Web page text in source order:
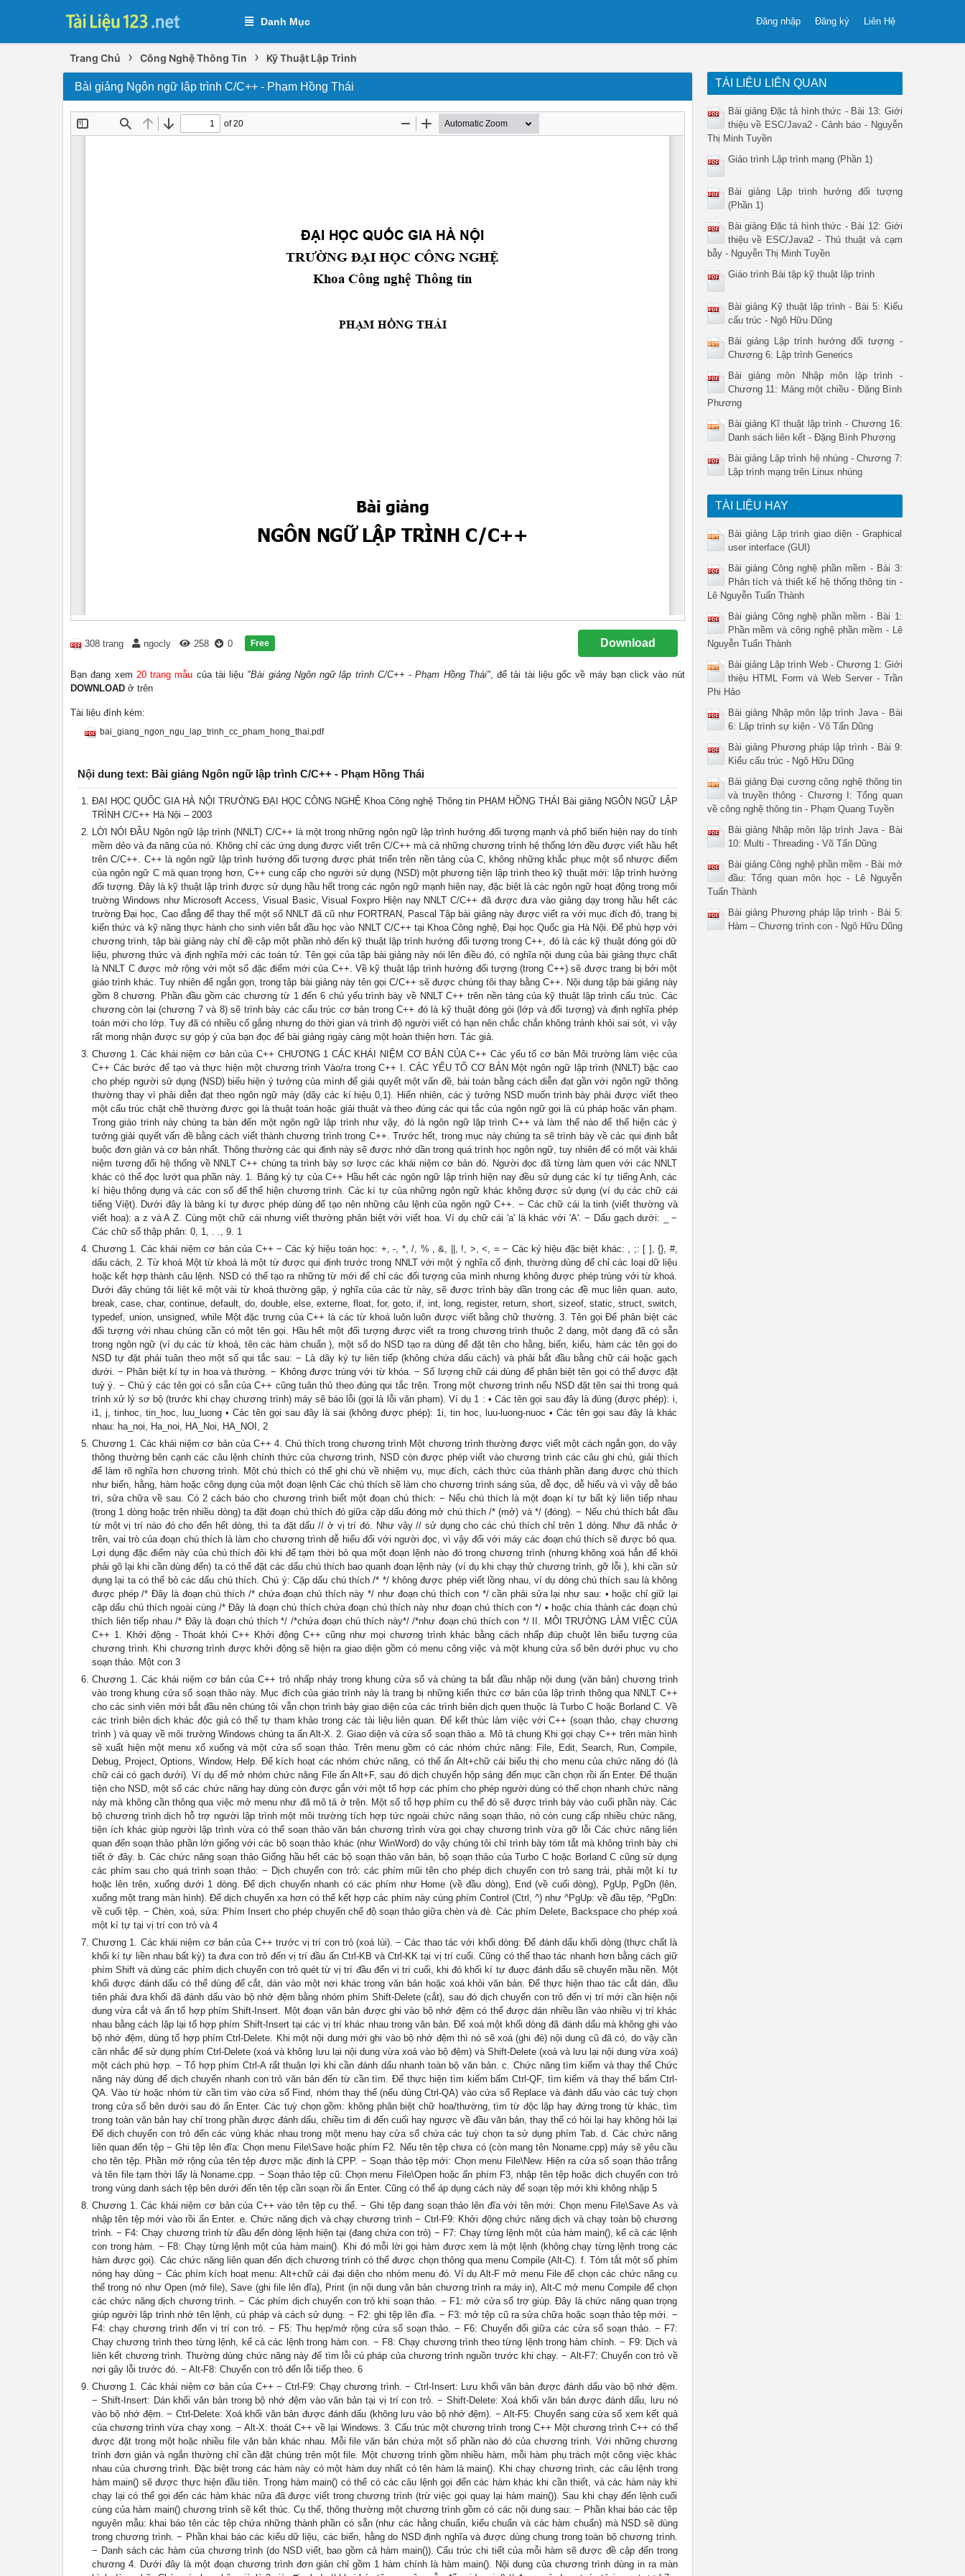
Danh Mục Liên Hệ
Đăng ký
Đăng nhập
Trang Chủ › Công Nghệ Thông Tin › Kỹ Thuật Lập Trình
Bài giảng Ngôn ngữ lập trình C/C++ - Phạm Hồng Thái
308 trang ngocly 258 0 Free Download
Bạn đang xem 20 trang mẫu của tài liệu "Bài giảng Ngôn ngữ lập trình C/C++ - Phạm Hồng Thái", để tải tài liệu gốc về máy bạn click vào nút
DOWNLOAD ở trên
Tài liệu đính kèm:
bai_giang_ngon_ngu_lap_trinh_cc_pham_hong_thai.pdf
Nội dung text: Bài giảng Ngôn ngữ lập trình C/C++ - Phạm Hồng Thái
ĐẠI HỌC QUỐC GIA HÀ NỘI TRƯỜNG ĐẠI HỌC CÔNG NGHỆ Khoa Công nghệ Thông tin PHẠM HỒNG THÁI Bài giảng NGÔN NGỮ LẬP
TRÌNH C/C++ Hà Nội – 2003
LỜI NÓI ĐẦU Ngôn ngữ lập trình (NNLT) C/C++ là một trong những ngôn ngữ lập trình hướng đối tượng mạnh và phổ biến hiện nay do tính
mềm dẻo và đa năng của nó. Không chỉ các ứng dụng được viết trên C/C++ mà cả những chương trình hệ thống lớn đều được viết hầu hết
trên C/C++. C++ là ngôn ngữ lập trình hướng đối tượng được phát triển trên nền tảng của C, không những khắc phục một số nhược điểm
của ngôn ngữ C mà quan trọng hơn, C++ cung cấp cho người sử dụng (NSD) một phương tiện lập trình theo kỹ thuật mới: lập trình hướng
đối tượng. Đây là kỹ thuật lập trình được sử dụng hầu hết trong các ngôn ngữ mạnh hiện nay, đặc biệt là các ngôn ngữ hoạt động trong môi
truờng Windows như Microsoft Access, Visual Basic, Visual Foxpro Hiện nay NNLT C/C++ đã được đưa vào giảng dạy trong hầu hết các
trường Đại học, Cao đẳng để thay thế một số NNLT đã cũ như FORTRAN, Pascal Tập bài giảng này được viết ra với mục đích đó, trang bị
kiến thức và kỹ năng thực hành cho sinh viên bắt đầu học vào NNLT C/C++ tại Khoa Công nghệ, Đại học Quốc gia Hà Nội. Để phù hợp với
chương trình, tập bài giảng này chỉ đề cập một phần nhỏ đến kỹ thuật lập trình hướng đối tượng trong C++, đó là các kỹ thuật đóng gói dữ
liệu, phương thức và định nghĩa mới các toán tử. Tên gọi của tập bài giảng này nói lên điều đó, có nghĩa nội dung của bài giảng thực chất
là NNLT C được mở rộng với một số đặc điểm mới của C++. Về kỹ thuật lập trình hướng đối tượng (trong C++) sẽ được trang bị bởi một
giáo trình khác. Tuy nhiên để ngắn gọn, trong tập bài giảng này tên gọi C/C++ sẽ được chúng tôi thay bằng C++. Nội dung tập bài giảng này
gồm 8 chương. Phần đầu gồm các chương từ 1 đến 6 chủ yếu trình bày về NNLT C++ trên nền tảng của kỹ thuật lập trình cấu trúc. Các
chương còn lại (chương 7 và 8) sẽ trình bày các cấu trúc cơ bản trong C++ đó là kỹ thuật đóng gói (lớp và đối tượng) và định nghĩa phép
toán mới cho lớp. Tuy đã có nhiều cố gắng nhưng do thời gian và trình độ người viết có hạn nên chắc chắn không tránh khỏi sai sót, vì vậy
rất mong nhận được sự góp ý của bạn đọc để bài giảng ngày càng một hoàn thiện hơn. Tác giả.
Chương 1. Các khái niệm cơ bản của C++ CHƯƠNG 1 CÁC KHÁI NIỆM CƠ BẢN CỦA C++ Các yếu tố cơ bản Môi trường làm việc của
C++ Các bước để tạo và thực hiện một chương trình Vào/ra trong C++ I. CÁC YẾU TỐ CƠ BẢN Một ngôn ngữ lập trình (NNLT) bậc cao
cho phép người sử dụng (NSD) biểu hiện ý tưởng của mình để giải quyết một vấn đề, bài toán bằng cách diễn đạt gần với ngôn ngữ thông
thường thay vì phải diễn đạt theo ngôn ngữ máy (dãy các kí hiệu 0,1). Hiển nhiên, các ý tưởng NSD muốn trình bày phải được viết theo
một cấu trúc chặt chẽ thường được gọi là thuật toán hoặc giải thuật và theo đúng các qui tắc của ngôn ngữ gọi là cú pháp hoặc văn phạm.
Trong giáo trình này chúng ta bàn đến một ngôn ngữ lập trình như vậy, đó là ngôn ngữ lập trình C++ và làm thế nào để thể hiện các ý
tưởng giải quyết vấn đề bằng cách viết thành chương trình trong C++. Trước hết, trong mục này chúng ta sẽ trình bày về các qui định bắt
buộc đơn giản và cơ bản nhất. Thông thường các qui định này sẽ được nhớ dần trong quá trình học ngôn ngữ, tuy nhiên để có một vài khái
niệm tương đối hệ thống về NNLT C++ chúng ta trình bày sơ lược các khái niệm cơ bản đó. Người đọc đã từng làm quen với các NNLT
khác có thể đọc lướt qua phần này. 1. Bảng ký tự của C++ Hầu hết các ngôn ngữ lập trình hiện nay đều sử dụng các kí tự tiếng Anh, các
kí hiệu thông dụng và các con số để thể hiện chương trình. Các kí tự của những ngôn ngữ khác không được sử dụng (ví dụ các chữ cái
tiếng Việt). Dưới đây là bảng kí tự được phép dùng để tạo nên những câu lệnh của ngôn ngữ C++. − Các chữ cái la tinh (viết thường và
viết hoa): a z và A Z. Cùng một chữ cái nhưng viết thường phân biệt với viết hoa. Ví dụ chữ cái 'a' là khác với 'A'. − Dấu gạch dưới: _ −
Các chữ số thập phân: 0, 1, . ., 9. 1
Chương 1. Các khái niệm cơ bản của C++ − Các ký hiệu toán học: +, -, *, /, % , &, ||, !, >, <, = − Các ký hiệu đặc biệt khác: , ;: [ ], {}, #,
dấu cách, 2. Từ khoá Một từ khoá là một từ được qui định trước trong NNLT với một ý nghĩa cố định, thường dùng để chỉ các loại dữ liệu
hoặc kết hợp thành câu lệnh. NSD có thể tạo ra những từ mới để chỉ các đối tượng của mình nhưng không được phép trùng với từ khoá.
Dưới đây chúng tôi liệt kê một vài từ khoá thường gặp, ý nghĩa của các từ này, sẽ được trình bày dần trong các đề mục liên quan. auto,
break, case, char, continue, default, do, double, else, externe, float, for, goto, if, int, long, register, return, short, sizeof, static, struct, switch,
typedef, union, unsigned, while Một đặc trưng của C++ là các từ khoá luôn luôn được viết bằng chữ thường. 3. Tên gọi Để phân biệt các
đối tượng với nhau chúng cần có một tên gọi. Hầu hết một đối tượng được viết ra trong chương trình thuộc 2 dạng, một dạng đã có sẵn
trong ngôn ngữ (ví dụ các từ khoá, tên các hàm chuẩn ), một số do NSD tạo ra dùng để đặt tên cho hằng, biến, kiểu, hàm các tên gọi do
NSD tự đặt phải tuân theo một số qui tắc sau: − Là dãy ký tự liên tiếp (không chứa dấu cách) và phải bắt đầu bằng chữ cái hoặc gạch
dưới. − Phân biệt kí tự in hoa và thường. − Không được trùng với từ khóa. − Số lượng chữ cái dùng để phân biệt tên gọi có thể được đặt
tuỳ ý. − Chú ý các tên gọi có sẵn của C++ cũng tuân thủ theo đúng qui tắc trên. Trong một chương trình nếu NSD đặt tên sai thì trong quá
trình xử lý sơ bộ (trước khi chạy chương trình) máy sẽ báo lỗi (gọi là lỗi văn phạm). Ví dụ 1 : • Các tên gọi sau đây là đúng (được phép): i,
i1, j, tinhoc, tin_hoc, luu_luong • Các tên gọi sau đây là sai (không được phép): 1i, tin hoc, luu-luong-nuoc • Các tên gọi sau đây là khác
nhau: ha_noi, Ha_noi, HA_Noi, HA_NOI, 2
Chương 1. Các khái niệm cơ bản của C++ 4. Chú thích trong chương trình Một chương trình thường được viết một cách ngắn gọn, do vậy
thông thường bên cạnh các câu lệnh chính thức của chương trình, NSD còn được phép viết vào chương trình các câu ghi chú, giải thích
để làm rõ nghĩa hơn chương trình. Một chú thích có thể ghi chú về nhiệm vụ, mục đích, cách thức của thành phần đang được chú thích
như biến, hằng, hàm hoặc công dụng của một đoạn lệnh Các chú thích sẽ làm cho chương trình sáng sủa, dễ đọc, dễ hiểu và vì vậy dễ bảo
trì, sửa chữa về sau. Có 2 cách báo cho chương trình biết một đoạn chú thích: − Nếu chú thích là một đoạn kí tự bất kỳ liên tiếp nhau
(trong 1 dòng hoặc trên nhiều dòng) ta đặt đoạn chú thích đó giữa cặp dấu đóng mở chú thích /* (mở) và */ (đóng). − Nếu chú thích bắt đầu
từ một vị trí nào đó cho đến hết dòng, thì ta đặt dấu // ở vị trí đó. Như vậy // sử dụng cho các chú thích chỉ trên 1 dòng. Như đã nhắc ở
trên, vai trò của đoạn chú thích là làm cho chương trình dễ hiểu đối với người đọc, vì vậy đối với máy các đoạn chú thích sẽ được bỏ qua.
Lợi dụng đặc điểm này của chú thích đôi khi để tạm thời bỏ qua một đoạn lệnh nào đó trong chương trình (nhưng không xoá hẳn để khỏi
phải gõ lại khi cần dùng đến) ta có thể đặt các dấu chú thích bao quanh đoạn lệnh này (ví dụ khi chạy thử chương trình, gỡ lỗi ), khi cần sử
dụng lại ta có thể bỏ các dấu chú thích. Chú ý: Cặp dấu chú thích /* */ không được phép viết lồng nhau, ví dụ dòng chú thích sau là không
được phép /* Đây là đoạn chú thích /* chứa đoạn chú thích này */ như đoạn chú thích con */ cần phải sửa lại như sau: • hoặc chỉ giữ lại
cặp dấu chú thích ngoài cùng /* Đây là đoạn chú thích chứa đoạn chú thích này như đoạn chú thích con */ • hoặc chia thành các đoạn chú
thích liên tiếp nhau /* Đây là đoạn chú thích */ /*chứa đoạn chú thích này*/ /*như đoạn chú thích con */ II. MÔI TRƯỜNG LÀM VIỆC CỦA
C++ 1. Khởi động - Thoát khỏi C++ Khởi động C++ cũng như mọi chương trình khác bằng cách nhấp đúp chuột lên biểu tượng của
chương trình. Khi chương trình được khởi động sẽ hiện ra giao diện gồm có menu công việc và một khung cửa sổ bên dưới phục vụ cho
soạn thảo. Một con 3
Chương 1. Các khái niệm cơ bản của C++ trỏ nhấp nháy trong khung cửa sổ và chúng ta bắt đầu nhập nội dung (văn bản) chương trình
vào trong khung cửa sổ soạn thảo này. Mục đích của giáo trình này là trang bị những kiến thức cơ bản của lập trình thông qua NNLT C++
cho các sinh viên mới bắt đầu nên chúng tôi vẫn chọn trình bày giao diện của các trình biên dịch quen thuộc là Turbo C hoặc Borland C. Về
các trình biên dịch khác độc giả có thể tự tham khảo trong các tài liệu liên quan. Để kết thúc làm việc với C++ (soạn thảo, chạy chương
trình ) và quay về môi trường Windows chúng ta ấn Alt-X. 2. Giao diện và cửa sổ soạn thảo a. Mô tả chung Khi gọi chạy C++ trên màn hình
sẽ xuất hiện một menu xổ xuống và một cửa sổ soạn thảo. Trên menu gồm có các nhóm chức năng: File, Edit, Search, Run, Compile,
Debug, Project, Options, Window, Help. Để kích hoạt các nhóm chức năng, có thể ấn Alt+chữ cái biểu thị cho menu của chức năng đó (là
chữ cái có gạch dưới). Ví dụ để mở nhóm chức năng File ấn Alt+F, sau đó dịch chuyển hộp sáng đến mục cần chọn rồi ấn Enter. Để thuận
tiện cho NSD, một số các chức năng hay dùng còn được gắn với một tổ hợp các phím cho phép người dùng có thể chọn nhanh chức năng
này mà không cần thông qua việc mở menu như đã mô tả ở trên. Một số tổ hợp phím cụ thể đó sẽ được trình bày vào cuối phần này. Các
bộ chương trình dịch hỗ trợ người lập trình một môi trường tích hợp tức ngoài chức năng soạn thảo, nó còn cung cấp nhiều chức năng,
tiện ích khác giúp người lập trình vừa có thể soạn thảo văn bản chương trình vừa gọi chạy chương trình vừa gỡ lỗi Các chức năng liên
quan đến soạn thảo phần lớn giống với các bộ soạn thảo khác (như WinWord) do vậy chúng tôi chỉ trình bày tóm tắt mà không trình bày chi
tiết ở đây. b. Các chức năng soạn thảo Giống hầu hết các bộ soạn thảo văn bản, bộ soạn thảo của Turbo C hoặc Borland C cũng sử dụng
các phím sau cho quá trình soạn thảo: − Dịch chuyển con trỏ: các phím mũi tên cho phép dịch chuyển con trỏ sang trái, phải một kí tự
hoặc lên trên, xuống dưới 1 dòng. Để dịch chuyển nhanh có các phím như Home (về đầu dòng), End (về cuối dòng), PgUp, PgDn (lên,
xuống một trang màn hình). Để dịch chuyển xa hơn có thể kết hợp các phím này cùng phím Control (Ctrl, ^) như ^PgUp: về đầu tệp, ^PgDn:
về cuối tệp. − Chèn, xoá, sửa: Phím Insert cho phép chuyển chế độ soạn thảo giữa chèn và đè. Các phím Delete, Backspace cho phép xoá
một kí tự tại vị trí con trỏ và 4
Chương 1. Các khái niệm cơ bản của C++ trước vị trí con trỏ (xoá lùi). − Các thao tác với khối dòng: Để đánh dấu khối dòng (thực chất là
khối kí tự liền nhau bất kỳ) ta đưa con trỏ đến vị trí đầu ấn Ctrl-KB và Ctrl-KK tại vị trí cuối. Cũng có thể thao tác nhanh hơn bằng cách giữ
phím Shift và dùng các phím dịch chuyển con trỏ quét từ vị trí đầu đến vị trí cuối, khi đó khối kí tự đuợc đánh dấu sẽ chuyển mầu nền. Một
khối được đánh dấu có thể dùng để cắt, dán vào một nơi khác trong văn bản hoặc xoá khỏi văn bản. Để thực hiện thao tác cắt dán, đầu
tiên phải đưa khối đã đánh dấu vào bộ nhớ đệm bằng nhóm phím Shift-Delete (cắt), sau đó dịch chuyển con trỏ đến vị trí mới cần hiện nội
dung vừa cắt và ấn tổ hợp phím Shift-Insert. Một đoạn văn bản được ghi vào bộ nhớ đệm có thể được dán nhiều lần vào nhiều vị trí khác
nhau bằng cách lặp lại tổ hợp phím Shift-Insert tại các vị trí khác nhau trong văn bản. Để xoá một khối dòng đã đánh dấu mà không ghi vào
bộ nhớ đệm, dùng tổ hợp phím Ctrl-Delete. Khi một nội dung mới ghi vào bộ nhớ đệm thì nó sẽ xoá (ghi đè) nội dung cũ đã có, do vậy cần
cân nhắc để sử dụng phím Ctrl-Delete (xoá và không lưu lại nội dung vừa xoá vào bộ đệm) và Shift-Delete (xoá và lưu lại nội dung vừa xoá)
một cách phù hợp. − Tổ hợp phím Ctrl-A rất thuận lợi khi cần đánh dấu nhanh toàn bộ văn bản. c. Chức năng tìm kiếm và thay thế Chức
năng này dùng để dịch chuyển nhanh con trỏ văn bản đến từ cần tìm. Để thực hiện tìm kiếm bấm Ctrl-QF, tìm kiếm và thay thế bấm Ctrl-
QA. Vào từ hoặc nhóm từ cần tìm vào cửa sổ Find, nhóm thay thế (nếu dùng Ctrl-QA) vào cửa sổ Replace và đánh dấu vào các tuỳ chọn
trong cửa sổ bên dưới sau đó ấn Enter. Các tuỳ chọn gồm: không phân biệt chữ hoa/thường, tìm từ độc lập hay đứng trong từ khác, tìm
trong toàn văn bản hay chỉ trong phần được đánh dấu, chiều tìm đi đến cuối hay ngược về đầu văn bản, thay thế có hỏi lại hay không hỏi lại
Để dịch chuyển con trỏ đến các vùng khác nhau trong một menu hay cửa sổ chứa các tuỳ chọn ta sử dụng phím Tab. d. Các chức năng
liên quan đến tệp − Ghi tệp lên đĩa: Chọn menu File\Save hoặc phím F2. Nếu tên tệp chưa có (còn mang tên Noname.cpp) máy sẽ yêu cầu
cho tên tệp. Phần mở rộng của tên tệp được mặc định là CPP. − Soạn thảo tệp mới: Chọn menu File\New. Hiện ra cửa sổ soạn thảo trắng
và tên file tạm thời lấy là Noname.cpp. − Soạn thảo tệp cũ: Chọn menu File\Open hoặc ấn phím F3, nhập tên tệp hoặc dịch chuyển con trỏ
trong vùng danh sách tệp bên dưới đến tên tệp cần soạn rồi ấn Enter. Cũng có thể áp dụng cách này để soạn tệp mới khi không nhập 5
Chương 1. Các khái niệm cơ bản của C++ vào tên tệp cụ thể. − Ghi tệp đang soạn thảo lên đĩa với tên mới: Chọn menu File\Save As và
nhập tên tệp mới vào rồi ấn Enter. e. Chức năng dịch và chạy chương trình − Ctrl-F9: Khởi động chức năng dịch và chạy toàn bộ chương
trình. − F4: Chạy chương trình từ đầu đến dòng lệnh hiện tại (đang chứa con trỏ) − F7: Chạy từng lệnh một của hàm main(), kể cả các lệnh
con trong hàm. − F8: Chạy từng lệnh một của hàm main(). Khi đó mỗi lời gọi hàm được xem là một lệnh (không chạy từng lệnh trong các
hàm được gọi). Các chức năng liên quan đến dịch chương trình có thể được chọn thông qua menu Compile (Alt-C). f. Tóm tắt một số phím
nóng hay dùng − Các phím kích hoạt menu: Alt+chữ cái đại diện cho nhóm menu đó. Ví dụ Alt-F mở menu File để chọn các chức năng cụ
thể trong nó như Open (mở file), Save (ghi file lên đĩa), Print (in nội dung văn bản chương trình ra máy in), Alt-C mở menu Compile để chọn
các chức năng dịch chương trình. − Các phím dịch chuyển con trỏ khi soạn thảo. − F1: mở cửa sổ trợ giúp. Đây là chức năng quan trọng
giúp người lập trình nhớ tên lệnh, cú pháp và cách sử dụng. − F2: ghi tệp lên đĩa. − F3: mở tệp cũ ra sửa chữa hoặc soạn thảo tệp mới. −
F4: chạy chương trình đến vị trí con trỏ. − F5: Thu hẹp/mở rộng cửa sổ soạn thảo. − F6: Chuyển đổi giữa các cửa sổ soạn thảo. − F7:
Chạy chương trình theo từng lệnh, kể cả các lệnh trong hàm con. − F8: Chạy chương trình theo từng lệnh trong hàm chính. − F9: Dịch và
liên kết chương trình. Thường dùng chức năng này để tìm lỗi cú pháp của chương trình nguồn trước khi chạy. − Alt-F7: Chuyển con trỏ về
nơi gây lỗi trước đó. − Alt-F8: Chuyển con trỏ đến lỗi tiếp theo. 6
Chương 1. Các khái niệm cơ bản của C++ − Ctrl-F9: Chạy chương trình. − Ctrl-Insert: Lưu khối văn bản được đánh dấu vào bộ nhớ đệm.
− Shift-Insert: Dán khối văn bản trong bộ nhớ đệm vào văn bản tại vị trí con trỏ. − Shift-Delete: Xoá khối văn bản được đánh dấu, lưu nó
vào bộ nhớ đệm. − Ctrl-Delete: Xoá khối văn bản được đánh dấu (không lưu vào bộ nhớ đệm). − Alt-F5: Chuyển sang cửa sổ xem kết quả
của chương trình vừa chạy xong. − Alt-X: thoát C++ về lại Windows. 3. Cấu trúc một chương trình trong C++ Một chương trình C++ có thể
được đặt trong một hoặc nhiều file văn bản khác nhau. Mỗi file văn bản chứa một số phần nào đó của chương trình. Với những chương
trình đơn giản và ngắn thường chỉ cần đặt chúng trên một file. Một chương trình gồm nhiều hàm, mỗi hàm phụ trách một công việc khác
nhau của chương trình. Đặc biệt trong các hàm này có một hàm duy nhất có tên hàm là main(). Khi chạy chương trình, các câu lệnh trong
hàm main() sẽ được thực hiện đầu tiên. Trong hàm main() có thể có các câu lệnh gọi đến các hàm khác khi cần thiết, và các hàm này khi
chạy lại có thể gọi đến các hàm khác nữa đã được viết trong chương trình (trừ việc gọi quay lại hàm main()). Sau khi chạy đến lệnh cuối
cùng của hàm main() chương trình sẽ kết thúc. Cụ thể, thông thường một chương trình gồm có các nội dung sau: − Phần khai báo các tệp
nguyên mẫu: khai báo tên các tệp chứa những thành phần có sẵn (như các hằng chuẩn, kiểu chuẩn và các hàm chuẩn) mà NSD sẽ dùng
trong chương trình. − Phần khai báo các kiểu dữ liệu, các biến, hằng do NSD định nghĩa và được dùng chung trong toàn bộ chương trình.
− Danh sách các hàm của chương trình (do NSD viết, bao gồm cả hàm main()). Cấu trúc chi tiết của mỗi hàm sẽ được đề cập đến trong
chương 4. Dưới đây là một đoạn chương trình đơn giản chỉ gồm 1 hàm chính là hàm main(). Nội dung của chương trình dùng in ra màn
TÀI LIỆU LIÊN QUAN
Bài giảng Đặc tả hình thức - Bài 13: Giới
thiệu về ESC/Java2 - Cảnh báo - Nguyễn
Thị Minh Tuyền
Giáo trình Lập trình mạng (Phần 1)
Bài giảng Lập trình hướng đối tượng
(Phần 1)
Bài giảng Đặc tả hình thức - Bài 12: Giới
thiệu về ESC/Java2 - Thủ thuật và cạm
bẫy - Nguyễn Thị Minh Tuyền
Giáo trình Bài tập kỹ thuật lập trình
Bài giảng Kỹ thuật lập trình - Bài 5: Kiểu
cấu trúc - Ngô Hữu Dũng
Bài giảng Lập trình hướng đối tượng -
Chương 6: Lập trình Generics
Bài giảng môn Nhập môn lập trình -
Chương 11: Mảng một chiều - Đặng Bình
Phương
Bài giảng Kĩ thuật lập trình - Chương 16:
Danh sách liên kết - Đặng Bình Phương
Bài giảng Lập trình hệ nhúng - Chương 7:
Lập trình mạng trên Linux nhúng
TÀI LIỆU HAY
Bài giảng Lập trình giao diện - Graphical
user interface (GUI)
Bài giảng Công nghệ phần mềm - Bài 3:
Phân tích và thiết kế hệ thống thông tin -
Lê Nguyễn Tuấn Thành
Bài giảng Công nghệ phần mềm - Bài 1:
Phần mềm và công nghệ phần mềm - Lê
Nguyễn Tuấn Thành
Bài giảng Lập trình Web - Chương 1: Giới
thiệu HTML Form và Web Server - Trần
Phi Hảo
Bài giảng Nhập môn lập trình Java - Bài
6: Lập trình sự kiện - Võ Tấn Dũng
Bài giảng Phương pháp lập trình - Bài 9:
Kiểu cấu trúc - Ngô Hữu Dũng
Bài giảng Đại cương công nghệ thông tin
và truyền thông - Chương I: Tổng quan
về công nghệ thông tin - Phạm Quang Tuyền
Bài giảng Nhập môn lập trình Java - Bài
10: Multi - Threading - Võ Tấn Dũng
Bài giảng Công nghệ phần mềm - Bài mở
đầu: Tổng quan môn học - Lê Nguyễn
Tuấn Thành
Bài giảng Phương pháp lập trình - Bài 5:
Hàm – Chương trình con - Ngô Hữu Dũng